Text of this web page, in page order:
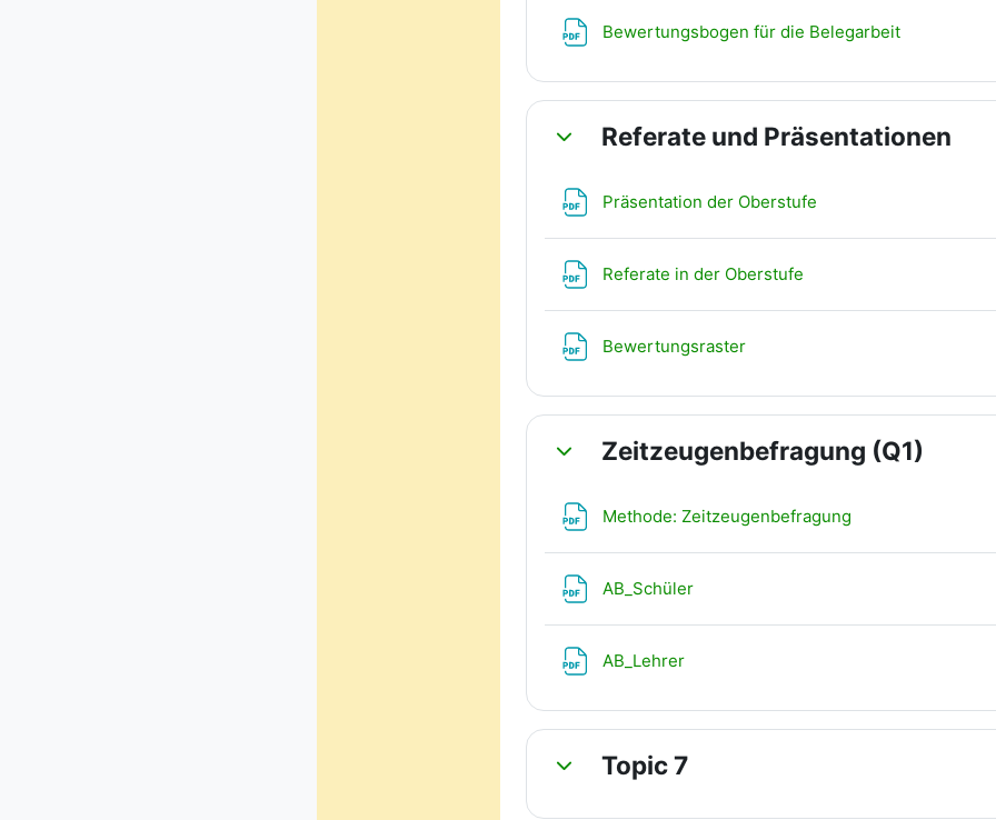
Bewertungsbogen für die Belegarbeit
EinklappenReferate und Präsentationen
Präsentation der Oberstufe
Referate in der Oberstufe
Bewertungsraster
EinklappenZeitzeugenbefragung (Q1)
Methode: Zeitzeugenbefragung
AB_Schüler
AB_Lehrer
EinklappenTopic 7